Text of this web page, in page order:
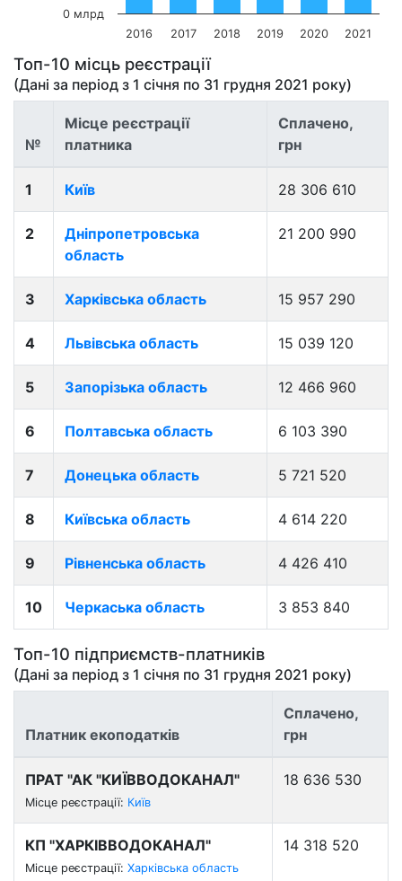
2016 2017 2018 2019 2020 2021
0 млрд
Топ-10 місць реєстрації
(Дані за період з 1 січня по 31 грудня 2021 року)
№
Місце реєстрації
платника
Сплачено,
грн
1 Київ 28 306 610
2
Дніпропетровська
область
21 200 990
3 Харківська область 15 957 290
4 Львівська область 15 039 120
5 Запорізька область 12 466 960
6 Полтавська область 6 103 390
7 Донецька область 5 721 520
8 Київська область 4 614 220
9 Рівненська область 4 426 410
10 Черкаська область 3 853 840
Топ-10 підприємств-платників
(Дані за період з 1 січня по 31 грудня 2021 року)
Платник екоподатків
Сплачено,
грн
ПРАТ "АК "КИЇВВОДОКАНАЛ"
Місце реєстрації: Київ
18 636 530
КП "ХАРКІВВОДОКАНАЛ"
Місце реєстрації: Харківська область
14 318 520